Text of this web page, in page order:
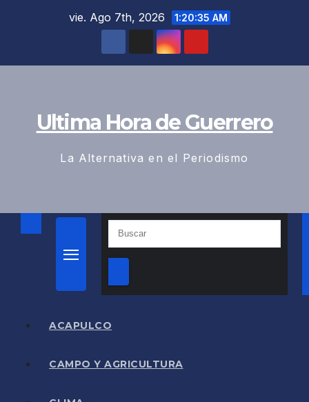
vie. Ago 7th, 2026 1:20:36 AM
Ultima Hora de Guerrero
La Alternativa en el Periodismo
ACAPULCO
CAMPO Y AGRICULTURA